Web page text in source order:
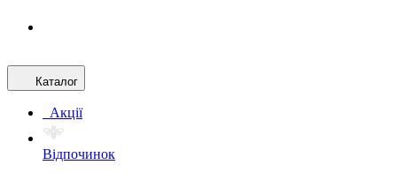
Каталог
Акції
Відпочинок